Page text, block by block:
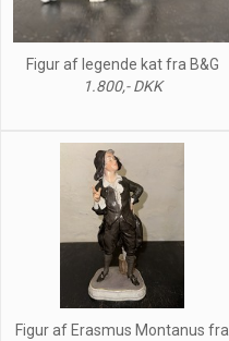
Figur af legende kat fra B&G
1.800,- DKK
Figur af Erasmus Montanus fra